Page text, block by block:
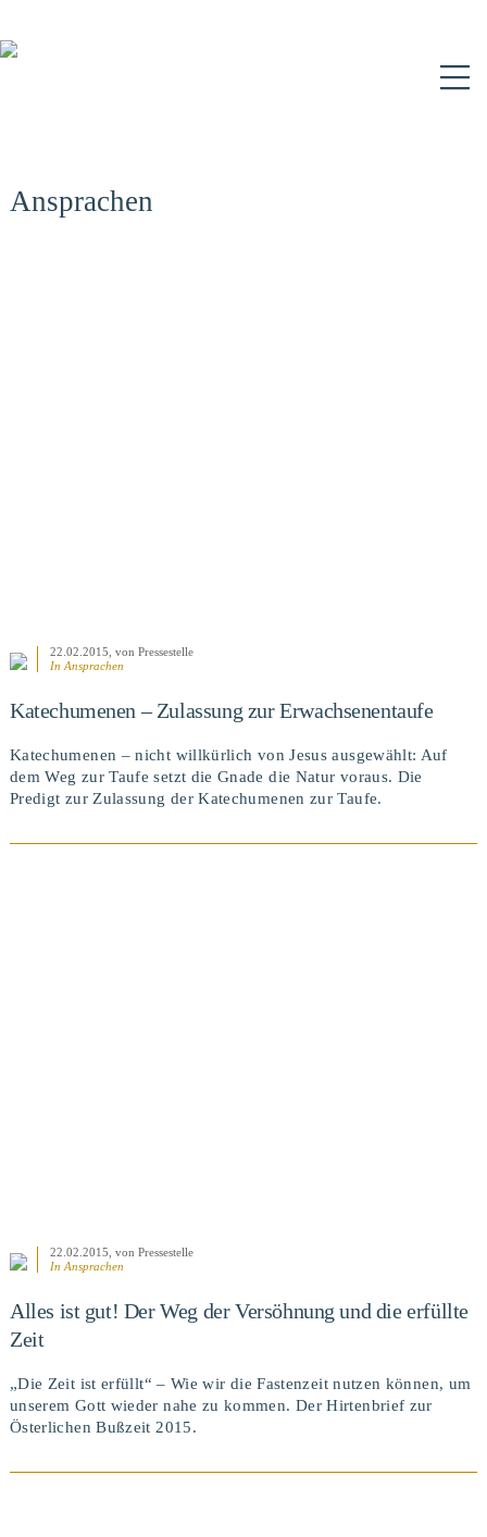
Ansprachen
22.02.2015 , von Pressestelle
In Ansprachen
Katechumenen – Zulassung zur Erwachsenentaufe
Katechumenen – nicht willkürlich von Jesus ausgewählt: Auf
dem Weg zur Taufe setzt die Gnade die Natur voraus. Die
Predigt zur Zulassung der Katechumenen zur Taufe.
22.02.2015 , von Pressestelle
In Ansprachen
Alles ist gut! Der Weg der Versöhnung und die erfüllte
Zeit
„Die Zeit ist erfüllt“ – Wie wir die Fastenzeit nutzen können, um
unserem Gott wieder nahe zu kommen. Der Hirtenbrief zur
Österlichen Bußzeit 2015.